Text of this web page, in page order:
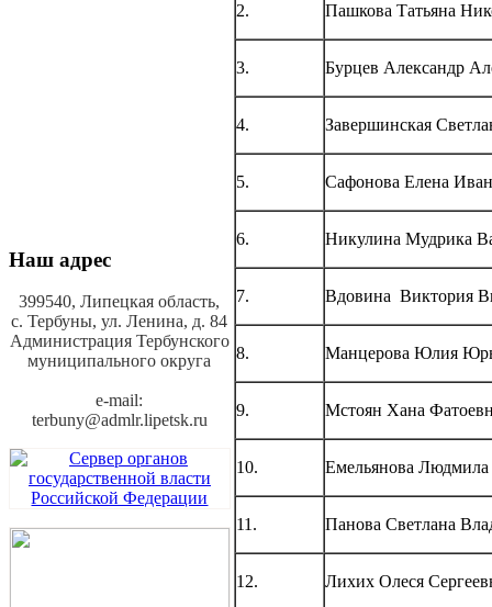
Наш адрес
399540, Липецкая область,
с. Тербуны,ул. Ленина, д. 84
Администрация Тербунского
муниципального округа
e-mail:
terbuny@admlr.lipetsk.ru
2. Пашкова Татьяна
3. Бурцев Александр
4. Завершинская
5. Сафонова Елена
6. Никулина Мудрика
7. Вдовина Виктория
8. Манцерова Юлия
9. Мстоян Хана
10. Емельянова Людмила
11. Панова Светлана
12. Лихих Олеся